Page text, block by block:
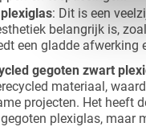
: Dit is een
belangrijk is,
een gladde afwerking
gegoten zwart
materiaal,
projecten. Het heeft
plexiglas, maar